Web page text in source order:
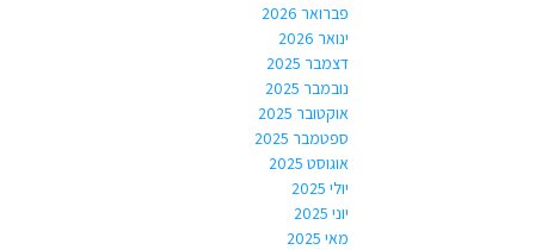
פברואר 2026
ינואר 2026
דצמבר 2025
נובמבר 2025
אוקטובר 2025
ספטמבר 2025
אוגוסט 2025
יולי 2025
יוני 2025
מאי 2025